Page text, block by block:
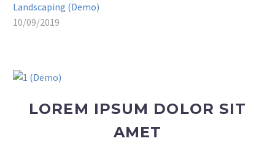
Landscaping (Demo)
10/09/2019
LOREM IPSUM DOLOR SIT
AMET